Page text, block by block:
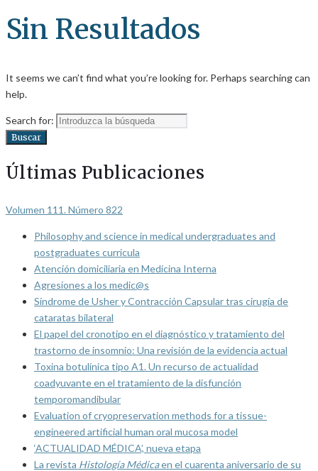
Sin Resultados
It seems we can’t find what you’re looking for. Perhaps searching can
help.
Search for:
Buscar
Últimas Publicaciones
Volumen 111. Número 822
Philosophy and science in medical undergraduates and
postgraduates curricula
Atención domiciliaria en Medicina Interna
Agresiones a los medic@s
Síndrome de Usher y Contracción Capsular tras cirugía de
cataratas bilateral
El papel del cronotipo en el diagnóstico y tratamiento del
trastorno de insomnio: Una revisión de la evidencia actual
Toxina botulínica tipo A1. Un recurso de actualidad
coadyuvante en el tratamiento de la disfunción
temporomandibular
Evaluation of cryopreservation methods for a tissue-
engineered artificial human oral mucosa model
‘ACTUALIDAD MÉDICA’, nueva etapa
La revista Histología Médicaen el cuarenta aniversario de su